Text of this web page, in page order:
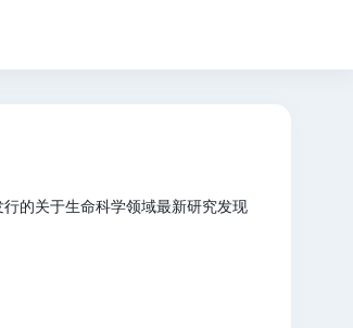
的关于生命科学领域最新研究发现